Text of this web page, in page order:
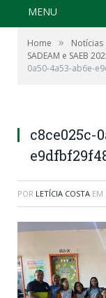
MENU
Home » Notícias
SADEAM e SAEB
0a50-4a53-ab6e-
c8ce025c-
POR LETÍCIA COSTA EM